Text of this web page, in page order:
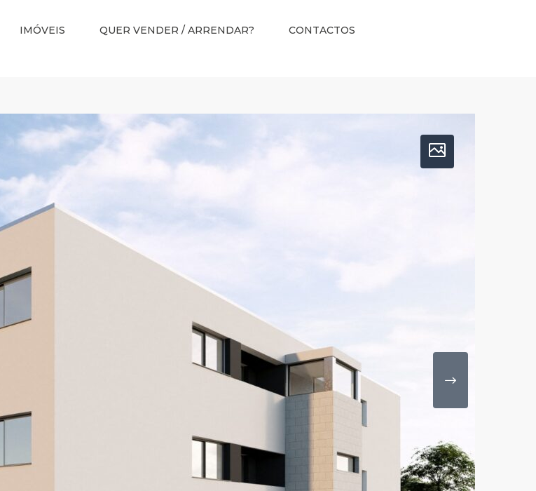
IMÓVEIS QUER VENDER / ARRENDAR? CONTACTOS